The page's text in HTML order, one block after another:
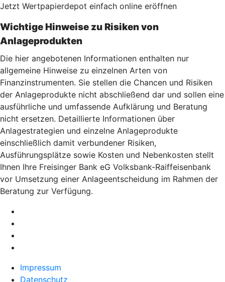
Jetzt Wertpapierdepot einfach online eröffnen
Wichtige Hinweise zu Risiken von
Anlageprodukten
Die hier angebotenen Informationen enthalten nur
allgemeine Hinweise zu einzelnen Arten von
Finanzinstrumenten. Sie stellen die Chancen und Risiken
der Anlageprodukte nicht abschließend dar und sollen eine
ausführliche und umfassende Aufklärung und Beratung
nicht ersetzen. Detaillierte Informationen über
Anlagestrategien und einzelne Anlageprodukte
einschließlich damit verbundener Risiken,
Ausführungsplätze sowie Kosten und Nebenkosten stellt
Ihnen Ihre Freisinger Bank eG Volksbank-Raiffeisenbank
vor Umsetzung einer Anlageentscheidung im Rahmen der
Beratung zur Verfügung.
Impressum
Datenschutz